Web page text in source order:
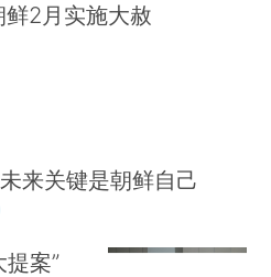
2月实施大赦
来关键是朝鲜自己
案”